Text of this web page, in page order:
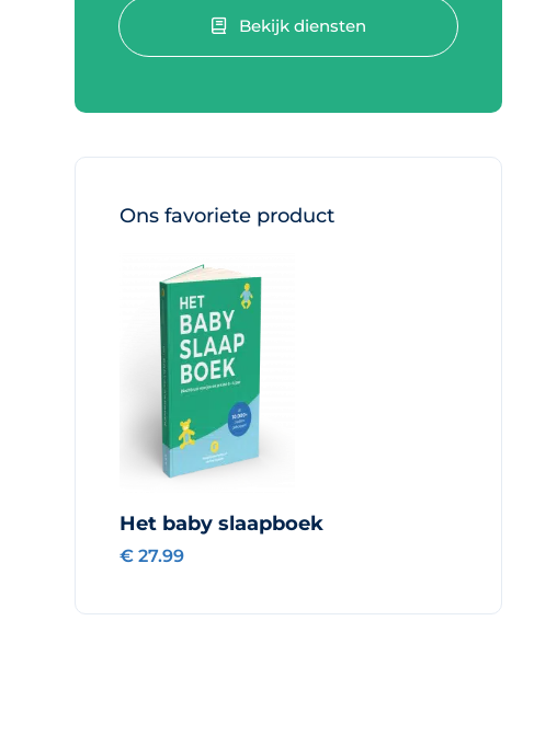
Bekijk diensten
Ons favoriete product
Het baby slaapboek
€ 27.99